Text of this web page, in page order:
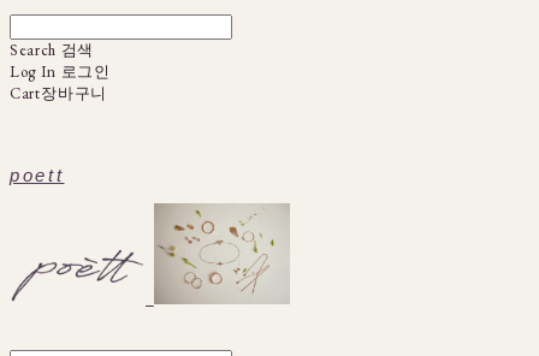
Search 검색
Log In 로그인
Cart장바구니
poett